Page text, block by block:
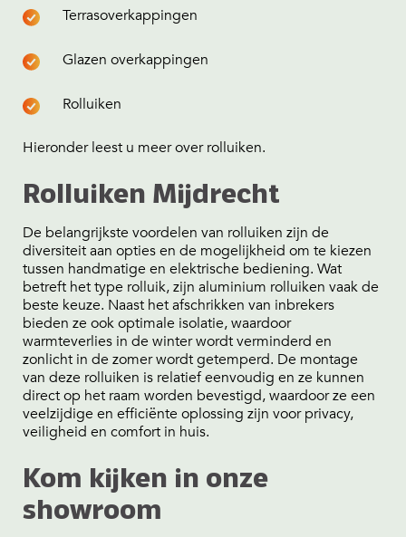
Terrasoverkappingen
Glazen overkappingen
Rolluiken
Hieronder leest u meer over rolluiken.
Rolluiken Mijdrecht
De belangrijkste voordelen van rolluiken zijn de
diversiteit aan opties en de mogelijkheid om te kiezen
tussen handmatige en elektrische bediening. Wat
betreft het type rolluik, zijn aluminium rolluiken vaak de
beste keuze. Naast het afschrikken van inbrekers
bieden ze ook optimale isolatie, waardoor
warmteverlies in de winter wordt verminderd en
zonlicht in de zomer wordt getemperd. De montage
van deze rolluiken is relatief eenvoudig en ze kunnen
direct op het raam worden bevestigd, waardoor ze een
veelzijdige en efficiënte oplossing zijn voor privacy,
veiligheid en comfort in huis.
Kom kijken in onze
showroom